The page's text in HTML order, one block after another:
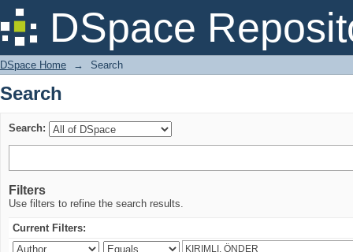
DSpace
Search
DSpace Home → Search
Search
Search:
Filters
Use filters to refine the search results.
Current Filters: